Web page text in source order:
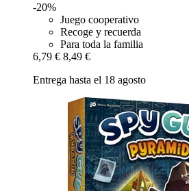
-20%
Juego cooperativo
Recoge y recuerda
Para toda la familia
6,79 € 8,49 €
Entrega hasta el 18 agosto